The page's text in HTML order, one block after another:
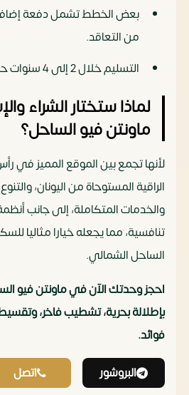
من التعاقد.
التسليم خلال 2 إلى 4 سنوات حسب المرحلة والوحدة.
لماذا ستختار الشراء
ماونتن فيو الساحل؟
لأنها تجمع بين الموقع المميز في
الراقية المستوحاة من اليونان،
والخدمات المتكاملة، إلى جانب
تنافسية، مما يجعله خيارا مثاليا
الساحل الشمالي.
احجز وحدتك الآن في ماونتن فيو
فوائد.
البروشور اتصل